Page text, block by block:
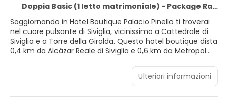
Doppia Basic (1 letto matrimoniale) - Package Rate
Soggiornando in Hotel Boutique Palacio Pinello ti troverai
nel cuore pulsante di Siviglia, vicinissimo a Cattedrale di
Siviglia e a Torre della Giralda. Questo hotel boutique dista
0,4 km da Alcázar Reale di Siviglia e 0,6 km da Metropol
Scegli tra l'ampia gamma di servizi ricreativi disponibili,
che includono una palestra aperta giorno e notte e un
Ulteriori informazioni